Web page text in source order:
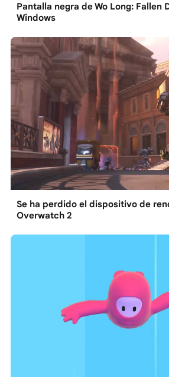
Pantalla negra de Wo Long: Fallen
Windows
Se ha perdido el dispositivo de
Overwatch 2